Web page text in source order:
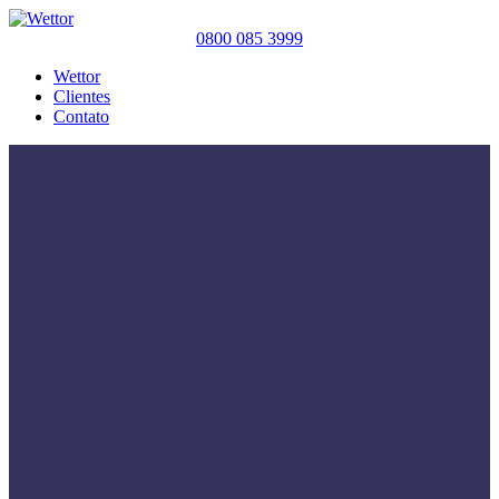
0800 085 3999
Wettor
Clientes
Contato